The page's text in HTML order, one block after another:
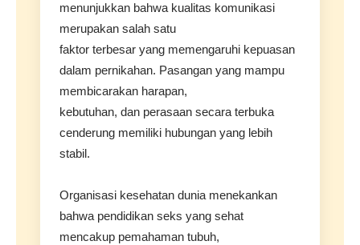
menunjukkan bahwa kualitas komunikasi
merupakan salah satu
faktor terbesar yang memengaruhi kepuasan
dalam pernikahan. Pasangan yang mampu
membicarakan harapan,
kebutuhan, dan perasaan secara terbuka
cenderung memiliki hubungan yang lebih
stabil.
Organisasi kesehatan dunia menekankan
bahwa pendidikan seks yang sehat
mencakup pemahaman tubuh,